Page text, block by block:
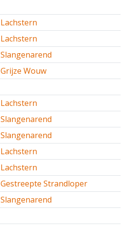
Lachstern
Lachstern
Slangenarend
Grijze Wouw
Lachstern
Slangenarend
Slangenarend
Lachstern
Lachstern
Gestreepte Strandloper
Slangenarend